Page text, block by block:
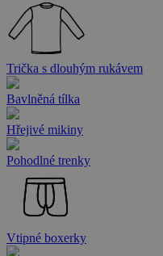
Trička s dlouhým rukávem
Bavlněná tílka
Hřejivé mikiny
Pohodlné trenky
Vtipné boxerky